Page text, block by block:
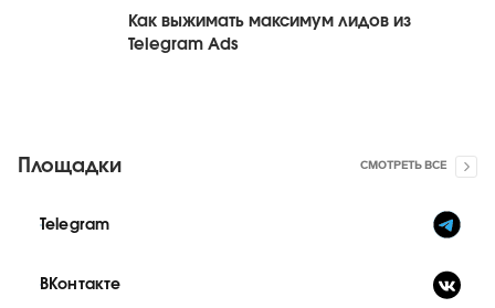
Как выжимать максимум лидов из
Telegram Ads
Площадки СМОТРЕТЬ ВСЕ
Telegram
ВКонтакте